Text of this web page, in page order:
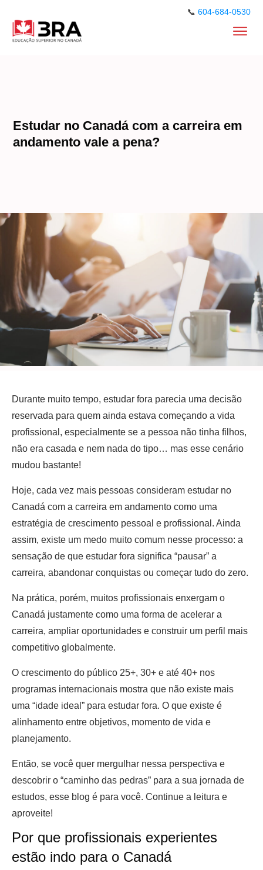
📞 604-684-0530
Estudar no Canadá com a carreira em
andamento vale a pena?
Durante muito tempo, estudar fora parecia uma decisão
reservada para quem ainda estava começando a vida
profissional, especialmente se a pessoa não tinha filhos,
não era casada e nem nada do tipo… mas esse cenário
mudou bastante!
Hoje, cada vez mais pessoas consideram estudar no
Canadá com a carreira em andamento como uma
estratégia de crescimento pessoal e profissional. Ainda
assim, existe um medo muito comum nesse processo: a
sensação de que estudar fora significa “pausar” a
carreira, abandonar conquistas ou começar tudo do zero.
Na prática, porém, muitos profissionais enxergam o
Canadá justamente como uma forma de acelerar a
carreira, ampliar oportunidades e construir um perfil mais
competitivo globalmente.
O crescimento do público 25+, 30+ e até 40+ nos
programas internacionais mostra que não existe mais
uma “idade ideal” para estudar fora. O que existe é
alinhamento entre objetivos, momento de vida e
planejamento.
Então, se você quer mergulhar nessa perspectiva e
descobrir o “caminho das pedras” para a sua jornada de
estudos, esse blog é para você. Continue a leitura e
aproveite!
Por que profissionais experientes
estão indo para o Canadá